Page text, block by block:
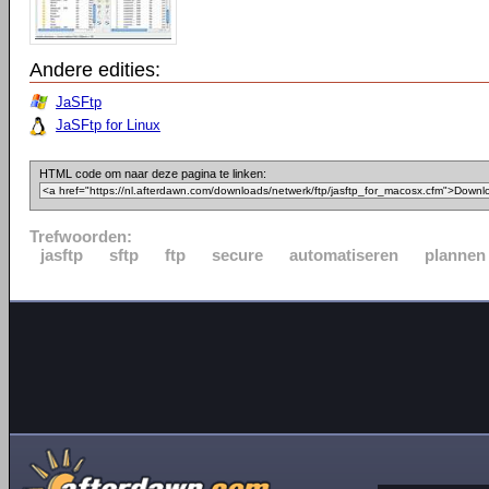
Andere edities:
JaSFtp
JaSFtp for Linux
HTML code om naar deze pagina te linken:
Trefwoorden:
jasftp
sftp ftp secure automatiseren plannen